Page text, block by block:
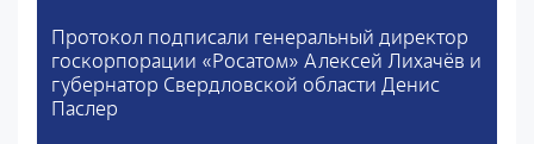
Протокол подписали генеральный директор
госкорпорации «Росатом» Алексей Лихачёв и
губернатор Свердловской области Денис
Паслер